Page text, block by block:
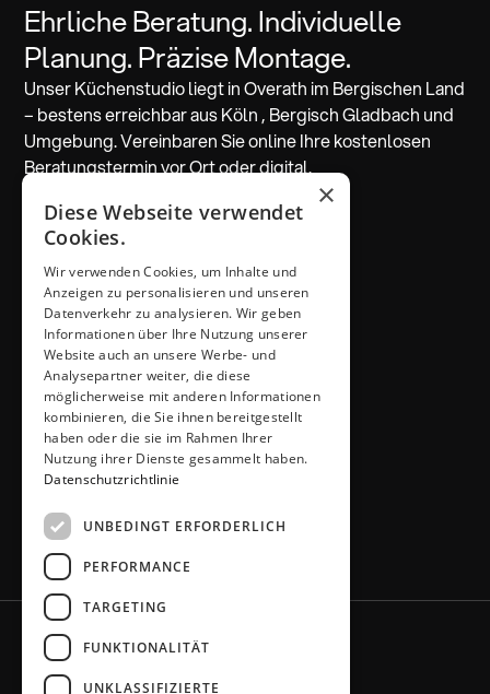
Ehrliche Beratung. Individuelle
Planung. Präzise Montage.
Unser Küchenstudio liegt in Overath im Bergischen Land
– bestens erreichbar aus Köln , Bergisch Gladbach und
Umgebung. Vereinbaren Sie online Ihre kostenlosen
Beratungstermin vor Ort oder digital.
Beratung vereinbaren
ADRESSE & KONTAKT
Küchen Thiemann
Thiemann GmbH
Krombacher Straße 4
51491 Overath
02206 / 6461
info@kuechen-thiemann.de
ÖFFNUNGSZEITEN
Mo – Fr
9 – 18 Uhr
Sa
9 – 13 Uhr
oder gerne nach Absprache
×
Diese Webseite verwendet
Cookies.
Wir verwenden Cookies, um Inhalte und
Anzeigen zu personalisieren und unseren
Datenverkehr zu analysieren. Wir geben
Informationen über Ihre Nutzung unserer
Website auch an unsere Werbe- und
Analysepartner weiter, die diese
möglicherweise mit anderen Informationen
kombinieren, die Sie ihnen bereitgestellt
haben oder die sie im Rahmen Ihrer
Nutzung ihrer Dienste gesammelt haben.
Datenschutzrichtlinie
UNBEDINGT ERFORDERLICH
PERFORMANCE
TARGETING
FUNKTIONALITÄT
UNKLASSIFIZIERTE